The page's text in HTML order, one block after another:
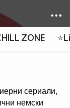
ZONE
сериали,
немски